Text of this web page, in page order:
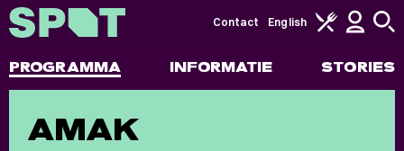
PROGRAMMA INFORMATIE STORIES
Contact English
AMAK